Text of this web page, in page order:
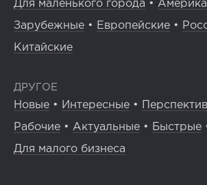
Для маленького города •
Зарубежные • Европейские •
Китайские
ДРУГОЕ
Новые • Интересные •
Рабочие • Актуальные • Быстрые
Для малого бизнеса